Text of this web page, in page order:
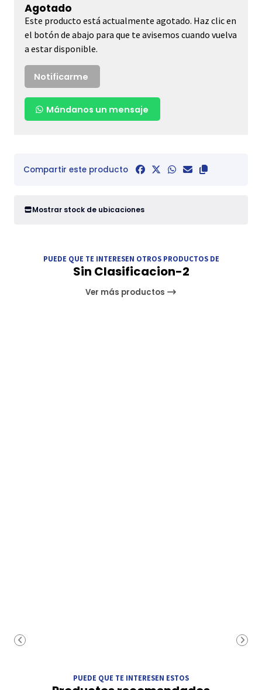
Agotado
Este producto está actualmente agotado. Haz clic en
el botón de abajo para que te avisemos cuando vuelva
a estar disponible.
Notificarme
Mándanos un mensaje
Compartir este producto
Mostrar stock de ubicaciones
PUEDE QUE TE INTERESEN OTROS PRODUCTOS DE
Sin Clasificacion-2
Ver más productos
PUEDE QUE TE INTERESEN ESTOS